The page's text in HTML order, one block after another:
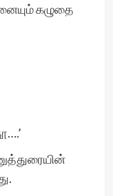
கழுதை